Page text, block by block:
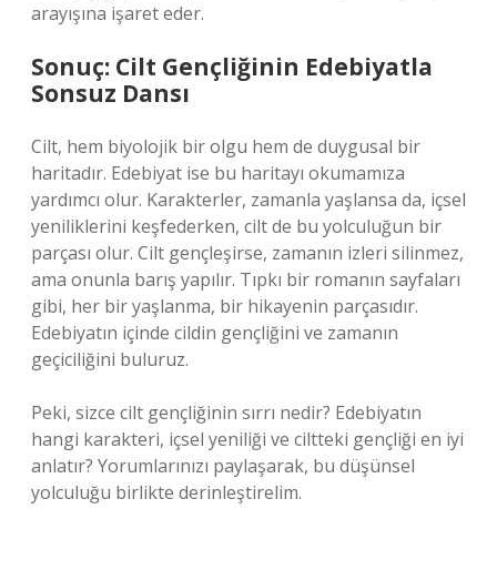
arayışına işaret eder.
Sonuç: Cilt Gençliğinin Edebiyatla
Sonsuz Dansı
Cilt, hem biyolojik bir olgu hem de duygusal bir
haritadır. Edebiyat ise bu haritayı okumamıza
yardımcı olur. Karakterler, zamanla yaşlansa da, içsel
yeniliklerini keşfederken, cilt de bu yolculuğun bir
parçası olur. Cilt gençleşirse, zamanın izleri silinmez,
ama onunla barış yapılır. Tıpkı bir romanın sayfaları
gibi, her bir yaşlanma, bir hikayenin parçasıdır.
Edebiyatın içinde cildin gençliğini ve zamanın
geçiciliğini buluruz.
Peki, sizce cilt gençliğinin sırrı nedir? Edebiyatın
hangi karakteri, içsel yeniliği ve ciltteki gençliği en iyi
anlatır? Yorumlarınızı paylaşarak, bu düşünsel
yolculuğu birlikte derinleştirelim.